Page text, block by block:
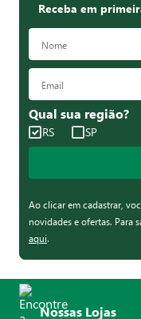
Receba em
Qual sua região?
RS SP
Ao clicar em cadastrar,
novidades e ofertas. Para
aqui.
Nossas Lojas